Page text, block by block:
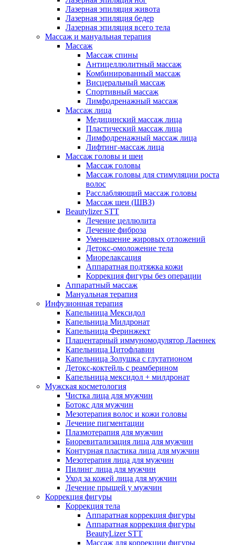
Лазерная эпиляция живота
Лазерная эпиляция бедер
Лазерная эпиляция всего тела
Массаж и мануальная терапия
Массаж
Массаж спины
Антицеллюлитный массаж
Комбинированный массаж
Висцеральный массаж
Спортивный массаж
Лимфодренажный массаж
Массаж лица
Медицинский массаж лица
Пластический массаж лица
Лимфодренажный массаж лица
Лифтинг-массаж лица
Массаж головы и шеи
Массаж головы
Массаж головы для стимуляции роста
волос
Расслабляющий массаж головы
Массаж шеи (ШВЗ)
Beautylizer STT
Лечение целлюлита
Лечение фиброза
Уменьшение жировых отложений
Детокс-омоложение тела
Миорелаксация
Аппаратная подтяжка кожи
Коррекция фигуры без операции
Аппаратный массаж
Мануальная терапия
Инфузионная терапия
Капельница Мексидол
Капельница Милдронат
Капельница Феринжект
Плацентарный иммуномодулятор Лаеннек
Капельница Цитофлавин
Капельница Золушка с глутатионом
Детокс-коктейль с реамберином
Капельница мексидол + милдронат
Мужская косметология
Чистка лица для мужчин
Ботокс для мужчин
Мезотерапия волос и кожи головы
Лечение пигментации
Плазмотерапия для мужчин
Биоревитализация лица для мужчин
Контурная пластика лица для мужчин
Мезотерапия лица для мужчин
Пилинг лица для мужчин
Уход за кожей лица для мужчин
Лечение прыщей у мужчин
Коррекция фигуры
Коррекция тела
Аппаратная коррекция фигуры
Аппаратная коррекция фигуры
BeautyLizer STT
Массаж для коррекции фигуры